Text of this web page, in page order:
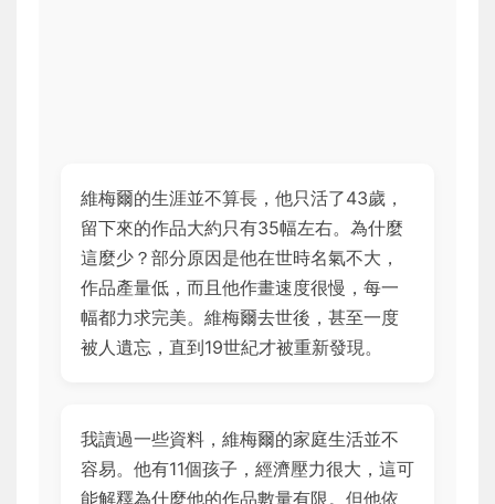
維梅爾的生涯並不算長，他只活了43歲，
留下來的作品大約只有35幅左右。為什麼
這麼少？部分原因是他在世時名氣不大，
作品產量低，而且他作畫速度很慢，每一
幅都力求完美。維梅爾去世後，甚至一度
被人遺忘，直到19世紀才被重新發現。
我讀過一些資料，維梅爾的家庭生活並不
容易。他有11個孩子，經濟壓力很大，這可
能解釋為什麼他的作品數量有限。但他依